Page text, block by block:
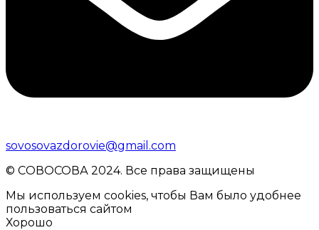
sovosovazdorovie@gmail.com
© CОВОСОВА 2024. Все права защищены
Мы используем cookies, чтобы Вам было удобнее
пользоваться сайтом
Хорошо